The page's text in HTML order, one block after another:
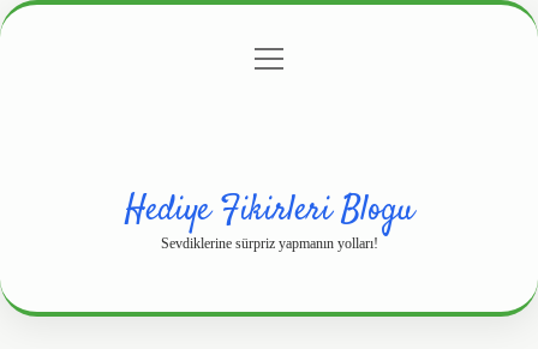
Gizlilik Politikası
menüyü
Hediye Fikirleri Blogu
Sevdiklerine sürpriz yapmanın yolları!